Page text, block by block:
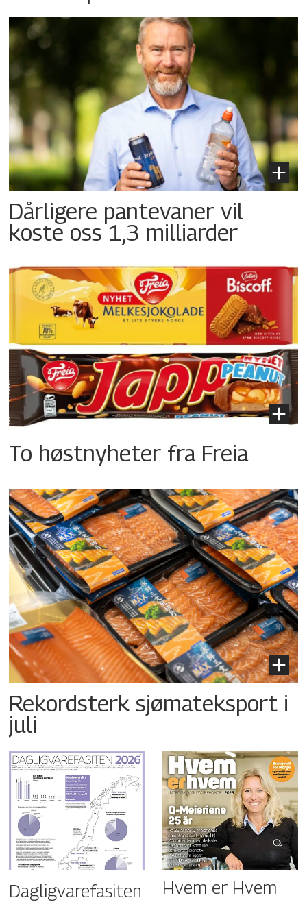
Dårligere pantevaner vil
koste oss 1,3 milliarder
To høstnyheter fra Freia
Rekordsterk sjømateksport i
juli
Dagligvarefasiten Hvem er Hvem